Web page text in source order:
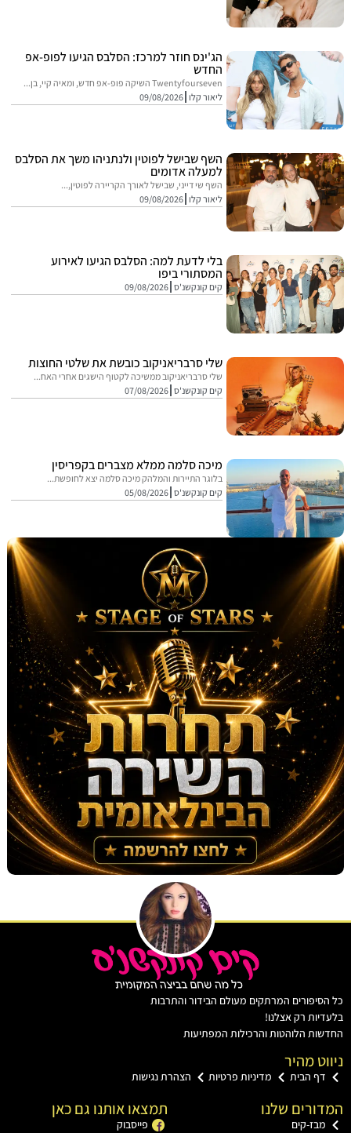
הג'ינס חוזר למרכז: הסלבס הגיעו לפופ-אפ
החדש
Twentyfourseven השיקה פופ-אפ חדש, ומאיה קיי, בן...
ליאור קלו 09/08/2026
השף שבישל לפוטין ולנתניהו משך את הסלבס
למעלה אדומים
השף שי דייני, שבישל לאורך הקריירה לפוטין,...
ליאור קלו 09/08/2026
בלי לדעת למה: הסלבס הגיעו לאירוע
המסתורי ביפו
קים קונקשנ'ס 09/08/2026
שלי סרבריאניקוב כובשת את שלטי החוצות
שלי סרבריאניקוב ממשיכה לקטוף הישגים אחרי האח...
קים קונקשנ'ס 07/08/2026
מיכה סלמה ממלא מצברים בקפריסין
בלוגר התיירות והמלהק מיכה סלמה יצא לחופשת...
קים קונקשנ'ס 05/08/2026
המרתקים מעולם הבידור והתרבות
רק אצלנו!
הלוהטות והרכילות המפתיעות
מהיר
הבית מדיניות פרטיות הצהרת נגישות
שלנו
קים
תמצאו אותנו גם כאן
פייסבוק